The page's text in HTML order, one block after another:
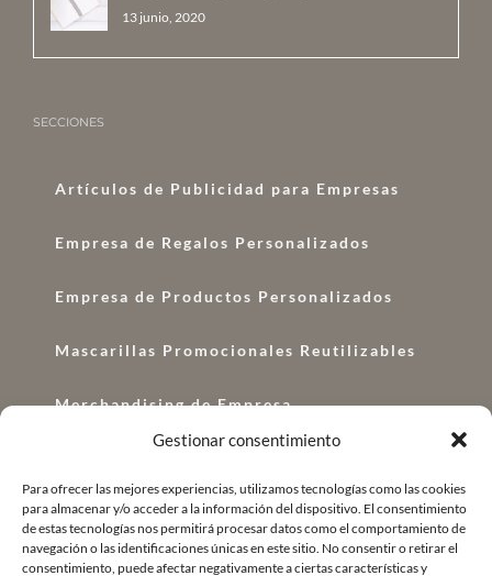
Gestionar consentimiento
Para ofrecer las mejores experiencias, utilizamos tecnologías como las cookies
para almacenar y/o acceder a la información del dispositivo. El consentimiento
de estas tecnologías nos permitirá procesar datos como el comportamiento de
navegación o las identificaciones únicas en este sitio. No consentir o retirar el
consentimiento, puede afectar negativamente a ciertas características y
13 junio, 2020
SECCIONES
Artículos de Publicidad para Empresas
Empresa de Regalos Personalizados
Empresa de Productos Personalizados
Mascarillas Promocionales Reutilizables
Merchandising de Empresa
Regalos Corporativos
Regalo de Empresa Original